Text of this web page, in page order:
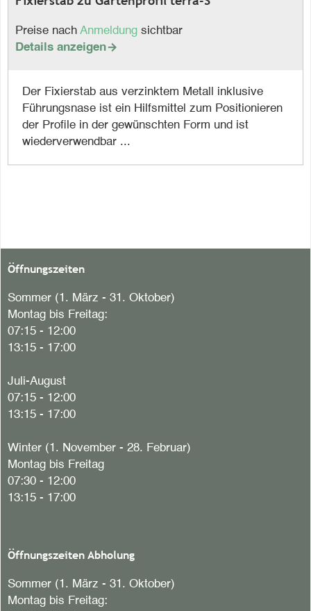
Preise nach Anmeldung sichtbar
Details anzeigen
Der Fixierstab aus verzinktem Metall inklusive
Führungsnase ist ein Hilfsmittel zum Positionieren
der Profile in der gewünschten Form und ist
wiederverwendbar ...
Öffnungszeiten
Sommer (1. März - 31. Oktober)
Montag bis Freitag:
07:15 - 12:00
13:15 - 17:00
Juli-August
07:15 - 12:00
13:15 - 17:00
Winter (1. November - 28. Februar)
Montag bis Freitag
07:30 - 12:00
13:15 - 17:00
Öffnungszeiten Abholung
Sommer (1. März - 31. Oktober)
Montag bis Freitag: